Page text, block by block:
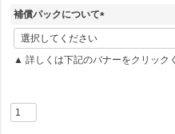
補償パックについて
(
必
須
▲ 詳しくは下記のバナーをクリック